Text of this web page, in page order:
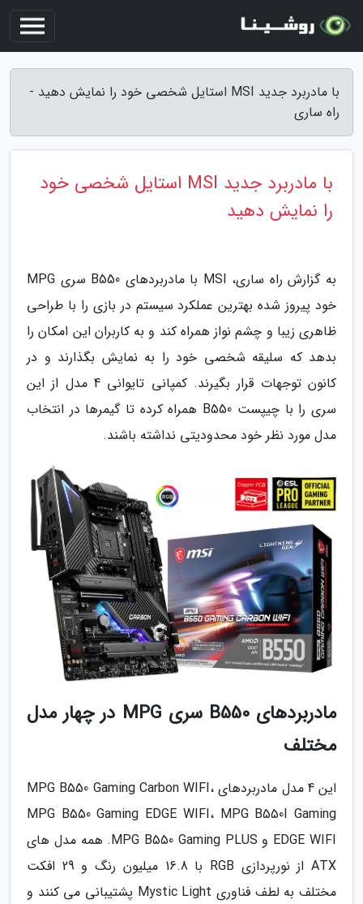
با مادربرد جدید MSI استایل شخصی خود را نمایش دهید -
راه ساری
با مادربرد جدید MSI استایل شخصی خود
را نمایش دهید
به گزارش راه ساری، MSI با مادربردهای B550 سری MPG
خود پیروز شده بهترین عملکرد سیستم در بازی را با طراحی
ظاهری زیبا و چشم نواز همراه کند و به کاربران این امکان را
بدهد که سلیقه شخصی خود را به نمایش بگذارند و در
کانون توجهات قرار بگیرند. کمپانی تایوانی 4 مدل از این
سری را با چیپست B550 همراه کرده تا گیمرها در انتخاب
مدل مورد نظر خود محدودیتی نداشته باشند.
مادربردهای B550 سری MPG در چهار مدل
مختلف
این 4 مدل مادربردهای MPG B550 Gaming Carbon WIFI،
MPG B550 Gaming EDGE WIFI، MPG B550I Gaming
EDGE WIFI و MPG B550 Gaming PLUS. همه مدل های
ATX از نورپردازی RGB با 16.8 میلیون رنگ و 29 افکت
مختلف به لطف فناوری Mystic Light پشتیبانی می کنند و